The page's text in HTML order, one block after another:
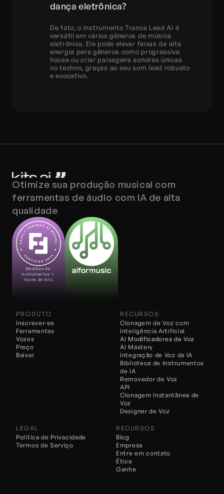
dança eletrônica?
De fato, o instrumento Trance Lead AI é
versátil em vários gêneros de música
eletrônica. Ele pode elevar faixas de alta
energia para gêneros como progressive
house ou criar paisagens sonoras únicas
no techno, graças ao seu som lead robusto
e evocativo.
Otimize sua produção musical com
ferramentas de áudio com IA de alta
qualidade
Modelos de
Instrumentos +
Vozes de Kits
PRODUTO
Inscrever-se
Ferramentas
Vozes
Preço
Baixar
RECURSOS
Clonagem de Voz com
Inteligência Artificial
Integração de Voz da IA
AI Modificadores de Voz
AI Mastery
Biblioteca de Instrumentos
de IA
Removedor de Voz
API
Clonagem Instantânea de
Voz
Designer de Voz
LEGAL
Política de Privacidade
Termos de Serviço
RECURSOS
Blog
Empresa
Entre em contato
Ética
Ganhe